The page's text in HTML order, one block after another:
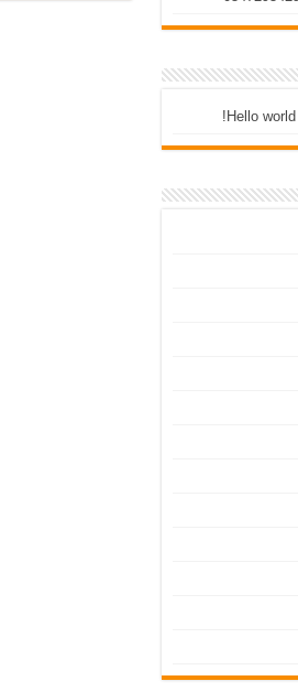
Hello world!